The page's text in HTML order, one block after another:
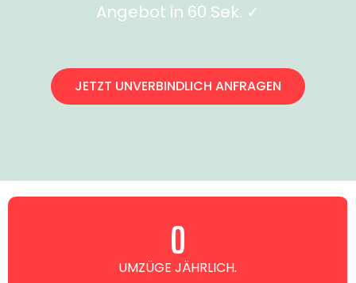
Angebot in 60 Sek. ✓
JETZT UNVERBINDLICH ANFRAGEN
UMZÜGE JÄHRLICH.
0